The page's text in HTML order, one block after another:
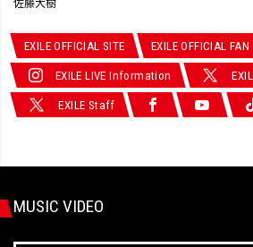
佐藤大樹
EXILE OFFICIAL SITE EXILE OFFICIAL FAN
EXILE LIVE Information
EXILE Staff
MUSIC VIDEO